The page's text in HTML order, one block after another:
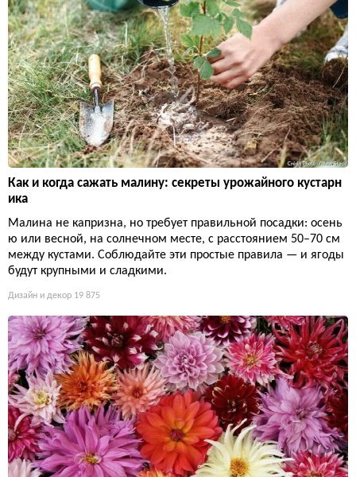
Как и когда сажать малину: секреты урожайного кустарн
ика
Малина не капризна, но требует правильной посадки: осень
ю или весной, на солнечном месте, с расстоянием 50–70 см
между кустами. Соблюдайте эти простые правила — и ягоды
будут крупными и сладкими.
Дизайн и декор 19 875